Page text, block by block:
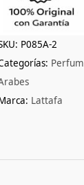
P085A-2
Lattafa